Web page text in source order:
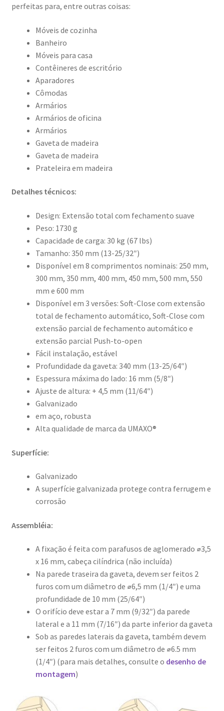
perfeitas para, entre outras coisas:
Móveis de cozinha
Banheiro
Móveis para casa
Contêineres de escritório
Aparadores
Cômodas
Armários
Armários de oficina
Armários
Gaveta de madeira
Gaveta de madeira
Prateleira em madeira
Detalhes técnicos:
Design: Extensão total com fechamento suave
Peso: 1730 g
Capacidade de carga: 30 kg (67 lbs)
Tamanho: 350 mm (13-25/32″)
Disponível em 8 comprimentos nominais: 250 mm,
300 mm, 350 mm, 400 mm, 450 mm, 500 mm, 550
mm e 600 mm
Disponível em 3 versões: Soft-Close com extensão
total de fechamento automático, Soft-Close com
extensão parcial de fechamento automático e
extensão parcial Push-to-open
Fácil instalação, estável
Profundidade da gaveta: 340 mm (13-25/64″)
Espessura máxima do lado: 16 mm (5/8″)
Ajuste de altura: + 4,5 mm (11/64″)
Galvanizado
em aço, robusta
Alta qualidade de marca da UMAXO®
Superfície:
Galvanizado
A superfície galvanizada protege contra ferrugem e
corrosão
Assembléia:
A fixação é feita com parafusos de aglomerado ⌀3,5
x 16 mm, cabeça cilíndrica (não incluída)
Na parede traseira da gaveta, devem ser feitos 2
furos com um diâmetro de ⌀6,5 mm (1/4″) e uma
profundidade de 10 mm (25/64″)
O orifício deve estar a 7 mm (9/32″) da parede
lateral e a 11 mm (7/16″) da parte inferior da gaveta
Sob as paredes laterais da gaveta, também devem
ser feitos 2 furos com um diâmetro de ⌀6.5 mm
(1/4″) (para mais detalhes, consulte o desenho de
montagem)